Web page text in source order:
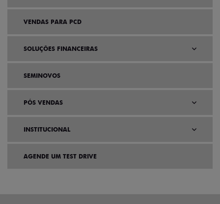
VENDAS PARA PCD
SOLUÇÕES FINANCEIRAS
SEMINOVOS
PÓS VENDAS
INSTITUCIONAL
AGENDE UM TEST DRIVE